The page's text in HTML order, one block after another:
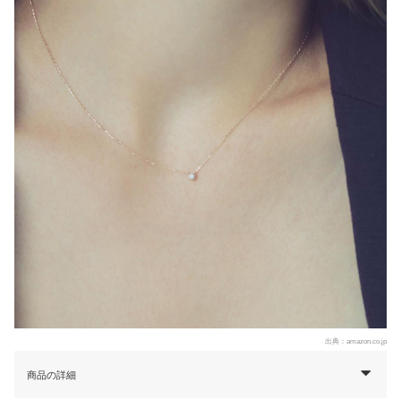
出典： amazon.co.jp
商品の詳細